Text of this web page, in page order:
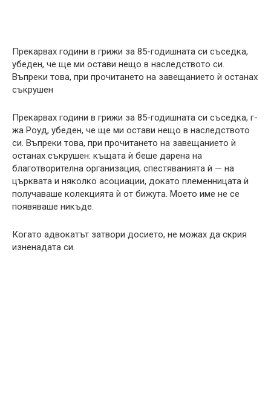
Прекарвах години в грижи за 85-годишната си съседка,
убеден, че ще ми остави нещо в наследството си.
Въпреки това, при прочитането на завещанието ѝ останах
съкрушен
Прекарвах години в грижи за 85-годишната си съседка, г-
жа Роуд, убеден, че ще ми остави нещо в наследството
си. Въпреки това, при прочитането на завещанието ѝ
останах съкрушен: къщата ѝ беше дарена на
благотворителна организация, спестяванията ѝ — на
църквата и няколко асоциации, докато племенницата ѝ
получаваше колекцията ѝ от бижута. Моето име не се
появяваше никъде.
Когато адвокатът затвори досието, не можах да скрия
изненадата си.